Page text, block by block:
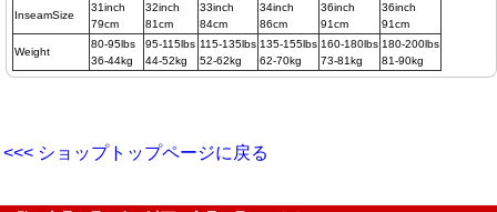
InseamSize
31inch
79cm
32inch
81cm
33inch
84cm
34inch
86cm
36inch
91cm
36inch
91cm
Weight
80-95lbs
36-44kg
95-115lbs
44-52kg
115-135lbs
52-62kg
135-155lbs
62-70kg
160-180lbs
73-81kg
180-200lbs
81-90kg
<<< ショップトップページに戻る